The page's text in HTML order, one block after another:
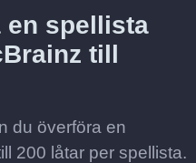
en spellista
till
du överföra en
200 låtar per spellista.